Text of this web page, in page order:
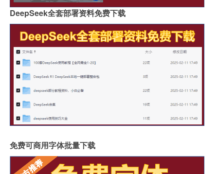
DeepSeek全套部署资料免费下载
免费可商用字体批量下载